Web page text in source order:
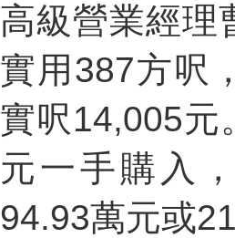
高級營業經理
實用387方呎
實呎14,005元
元一手購入
94.93萬元或